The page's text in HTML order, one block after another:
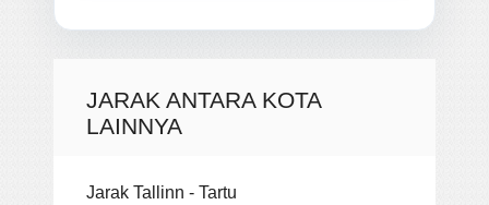
JARAK ANTARA KOTA
LAINNYA
Jarak Tallinn - Tartu